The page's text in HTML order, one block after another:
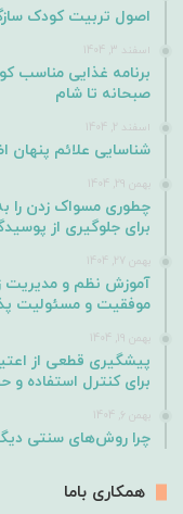
اصول تربیت کودک
اسفند 3, 1404
برنامه غذایی مناسب
صبحانه تا شام
اسفند 2, 1404
شناسایی علائم پنهان
بهمن 29, 1404
برای جلوگیری از
بهمن 27, 1404
آموزش نظم و مدیریت
موفقیت و مسئولیت
بهمن 19, 1404
پیشگیری قطعی از
برای کنترل استفاده
بهمن 6, 1404
چرا روش‌های سنتی
همکاری باما